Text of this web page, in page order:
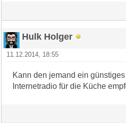
Hulk Holger
11.12.2014, 18:55
Kann den jemand ein
Internetradio für die Küche